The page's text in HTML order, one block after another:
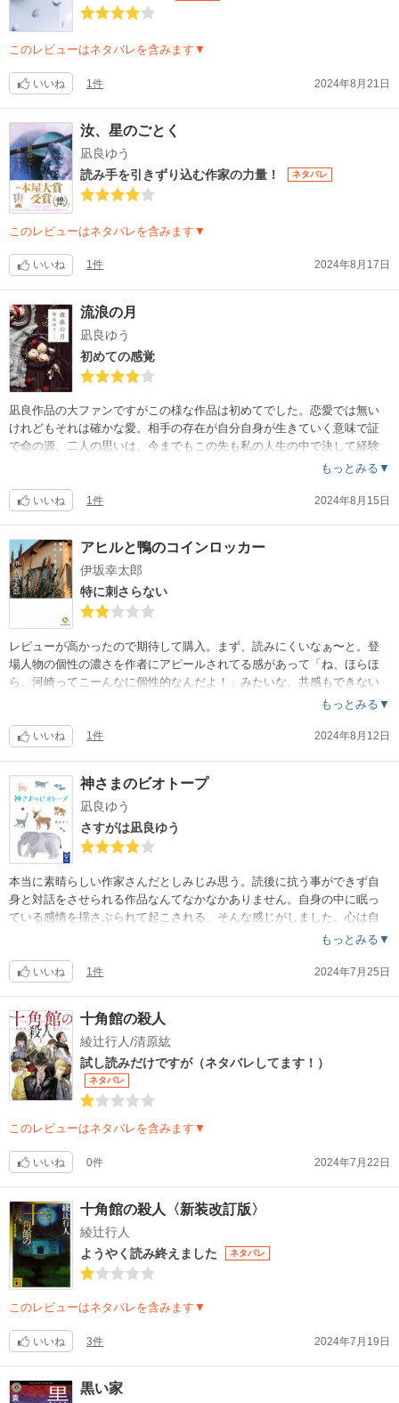
このレビューはネタバレを含みます▼
いいね 1件 2024年8月21日
汝、星のごとく
凪良ゆう
読み手を引きずり込む作家の力量！
ネタバレ
このレビューはネタバレを含みます▼
いいね 1件 2024年8月17日
流浪の月
凪良ゆう
初めての感覚
凪良作品の大ファンですがこの様な作品は初めてでした。恋愛では無い
けれどもそれは確かな愛。相手の存在が自分自身が生きていく意味で証
で命の源。二人の思いは、今までもこの先も私の人生の中で決して経験
する事のない感情だろうけれどそのカタチを歪だとは思えず尊いとさえ
もっとみる▼
いいね 1件 2024年8月15日
アヒルと鴨のコインロッカー
伊坂幸太郎
特に刺さらない
レビューが高かったので期待して購入。まず、読みにくいなぁ〜と。登
場人物の個性の濃さを作者にアピールされてる感があって「ね、ほらほ
ら、河崎ってこーんなに個性的なんだよ！」みたいな。共感もできない
し感情移入もできないし好きにもなれないし、で、のめり込んで読む瞬
から横目で観てる』…様な感じで読みました。結局さんざん味付けされ
もっとみる▼
いいね 1件 2024年8月12日
神さまのビオトープ
凪良ゆう
さすがは凪良ゆう
本当に素晴らしい作家さんだとしみじみ思う。読後に抗う事ができず自
身と対話をさせられる作品なんてなかなかありません。自身の中に眠っ
ている感情を揺さぶられて起こされる、そんな感じがしました。心は自
由…その心のまま生きていく事のできる人はいったいどれくらいいるん
達は幸せだと言い切るのだろうなと思いました。良作です。
もっとみる▼
いいね 1件 2024年7月25日
十角館の殺人
綾辻行人/清原紘
試し読みだけですが（ネタバレしてます！）
ネタバレ
このレビューはネタバレを含みます▼
いいね 0件 2024年7月22日
十角館の殺人〈新装改訂版〉
綾辻行人
ようやく読み終えました
ネタバレ
このレビューはネタバレを含みます▼
いいね 3件 2024年7月19日
黒い家